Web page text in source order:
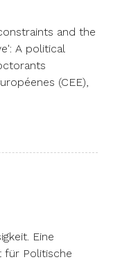
and the
A political
(CEE),
Eine
für Politische